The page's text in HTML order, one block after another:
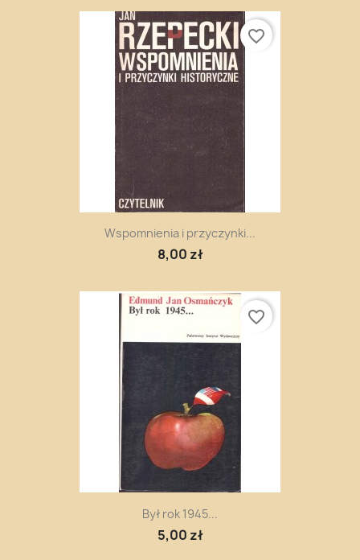
Wspomnienia i przyczynki...
8,00 zł
favorite_border
Był rok 1945...
5,00 zł
favorite_border